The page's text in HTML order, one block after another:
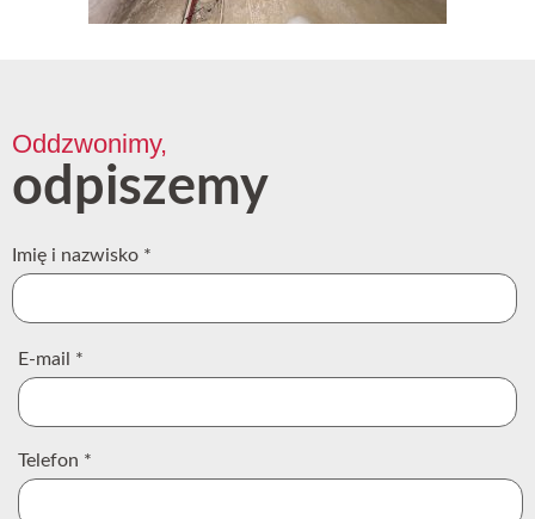
Oddzwonimy,
odpiszemy
Imię i nazwisko *
E-mail *
Telefon *